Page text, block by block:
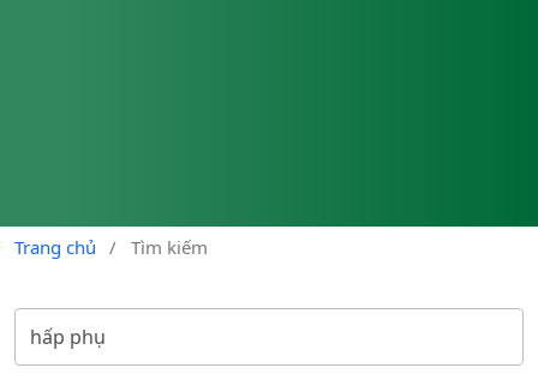
Trang chủ / Tìm kiếm